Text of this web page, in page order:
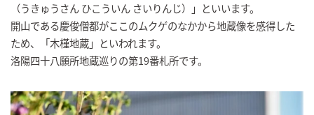
（うきゅうさん ひこういん さいりんじ）」といいます。
開山である慶俊僧都がここのムクゲのなかから地蔵像を感得した
ため、「木槿地蔵」といわれます。
洛陽四十八願所地蔵巡りの第19番札所です。